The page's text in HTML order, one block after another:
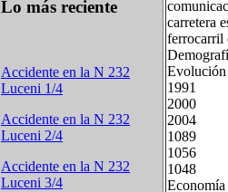
Lo más reciente
Accidente en la N 232
Luceni 1/4
Accidente en la N 232
Luceni 2/4
Accidente en la N 232
Luceni 3/4
carretera
ferrocarril
Evolución